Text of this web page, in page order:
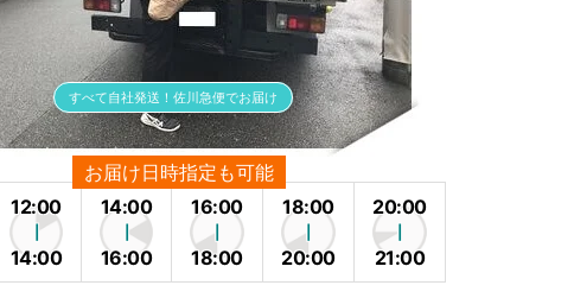
すべて自社発送！佐川急便でお届け
お届け日時指定も可能
12:00
14:00
14:00
16:00
16:00
18:00
18:00
20:00
20:00
21:00